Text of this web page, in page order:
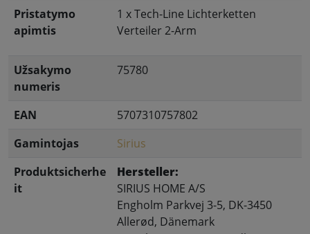
Pristatymo
apimtis
1 x Tech-Line Lichterketten
Verteiler 2-Arm
Užsakymo
numeris
75780
EAN
5707310757802
Gamintojas
Sirius
Produktsicherhe
it
Hersteller:
SIRIUS HOME A/S
Engholm Parkvej 3-5, DK-3450
Allerød, Dänemark